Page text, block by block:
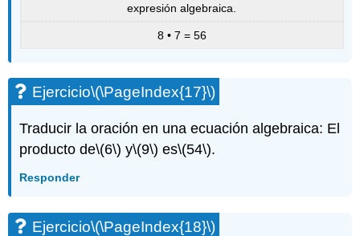
expresión algebraica.
8 • 7 = 56
Ejercicio\(\PageIndex{17}\)
Traducir la oración en una ecuación algebraica: El
producto de\(6\) y\(9\) es\(54\).
Responder
Ejercicio\(\PageIndex{18}\)